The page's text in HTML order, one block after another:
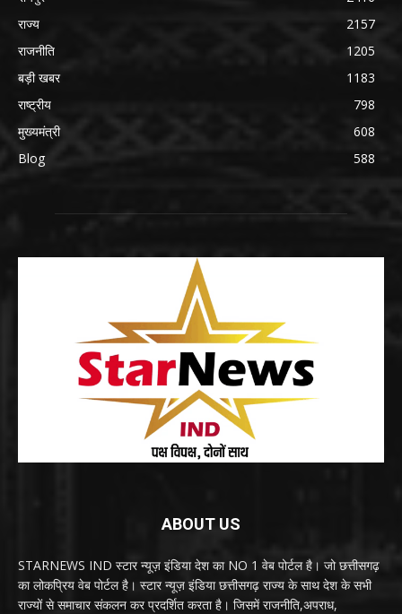
राज्य
2157
राजनीति
1205
बड़ी खबर
1183
राष्ट्रीय
798
मुख्यमंत्री
608
Blog
588
ABOUT US
STARNEWS IND स्टार न्यूज़ इंडिया देश का NO 1 वेब पोर्टल है। जो छत्तीसगढ़
का लोकप्रिय वेब पोर्टल है। स्टार न्यूज़ इंडिया छत्तीसगढ़ राज्य के साथ देश के सभी
राज्यों से समाचार संकलन कर प्रदर्शित करता है। जिसमें राजनीति,अपराध,